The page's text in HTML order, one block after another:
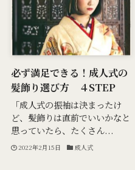
必ず満足できる！成人式の
髪飾り選び方 ４STEP
「成人式の振袖は決まったけ
ど、髪飾りは直前でいいかなと
思っていたら、たくさん...
2022年2月15日 成人式